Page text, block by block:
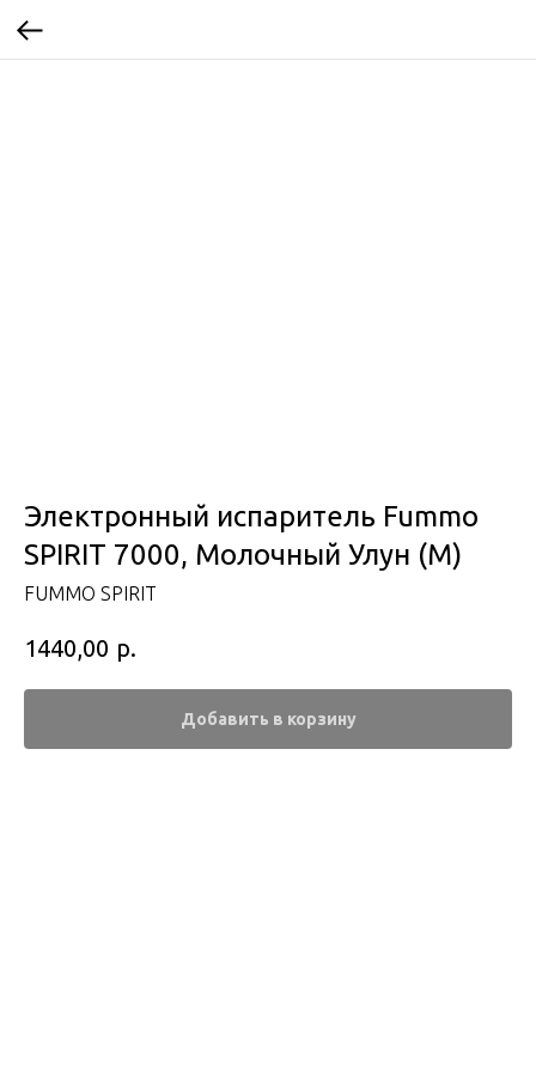
Электронный испаритель Fummo
SPIRIT 7000, Молочный Улун (М)
FUMMO SPIRIT
1440,00 р.
Добавить в корзину